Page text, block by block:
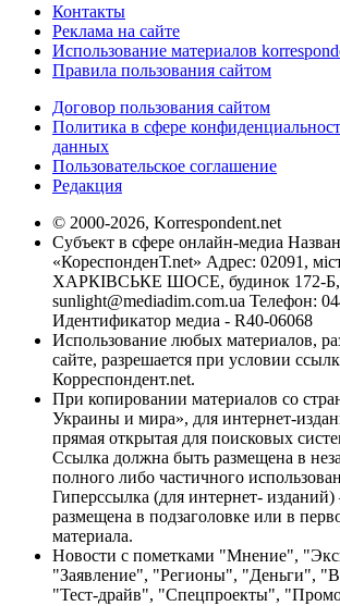
Контакты
Реклама на сайте
Использование материалов
Правила пользования сайтом
Договор пользования сайтом
Политика в сфере
данных
Пользовательское соглашение
Редакция
© 2000-2026, Korrespondent.net
Субъект в сфере онлайн-медиа
«КореспонденТ.net» Адрес: 02091,
ХАРКІВСЬКЕ ШОСЕ, будинок 172-Б,
sunlight@mediadim.com.ua Телефон:
Идентификатор медиа - R40-06068
Использование любых материалов,
сайте, разрешается при условии
Корреспондент.net.
При копировании материалов со
Украины и мира», для интернет-
прямая открытая для поисковых
Ссылка должна быть размещена в
полного либо частичного
Гиперссылка (для интернет-
размещена в подзаголовке или в
материала.
Новости с пометками "Мнение",
"Заявление", "Регионы", "Деньги",
"Тест-драйв", "Спецпроекты",